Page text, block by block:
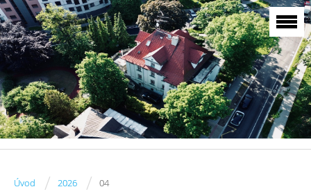
Úvod / 2026 / 04